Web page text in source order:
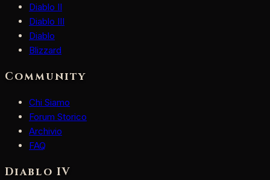
Diablo II
Diablo III
Diablo
Blizzard
Community
Chi Siamo
Forum Storico
Archivio
FAQ
Diablo IV